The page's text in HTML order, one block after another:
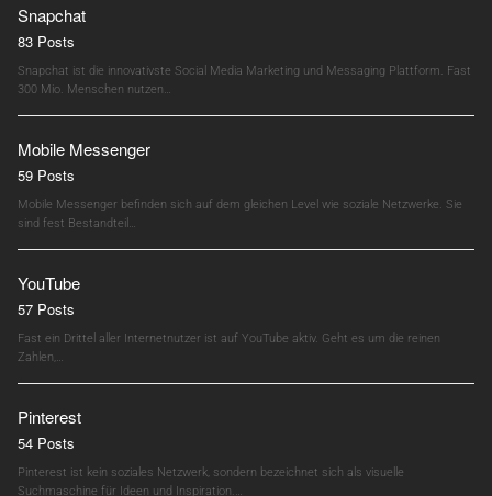
Snapchat
83 Posts
Snapchat ist die innovativste Social Media Marketing und Messaging Plattform. Fast
300 Mio. Menschen nutzen…
Mobile Messenger
59 Posts
Mobile Messenger befinden sich auf dem gleichen Level wie soziale Netzwerke. Sie
sind fest Bestandteil…
YouTube
57 Posts
Fast ein Drittel aller Internetnutzer ist auf YouTube aktiv. Geht es um die reinen
Zahlen,…
Pinterest
54 Posts
Pinterest ist kein soziales Netzwerk, sondern bezeichnet sich als visuelle
Suchmaschine für Ideen und Inspiration.…